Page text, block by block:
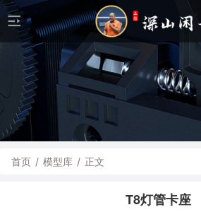
首页 / 模型库 / 正文
T8灯管卡座